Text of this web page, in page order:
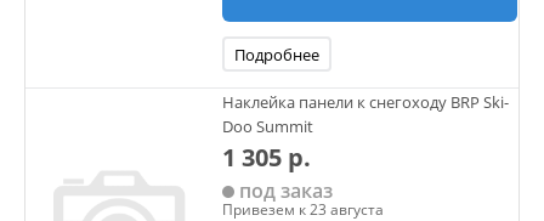
Подробнее
Наклейка панели к снегоходу BRP Ski-
Doo Summit
1 305 р.
под заказ
Привезем к 23 августа